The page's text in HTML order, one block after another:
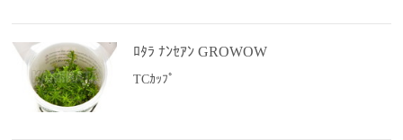
ﾛﾀﾗ ﾅﾝｾｱﾝ GROWOW
TCｶｯﾌﾟ